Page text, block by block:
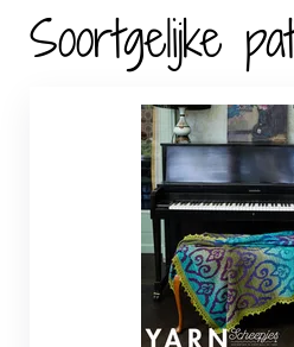
Soortgelijke